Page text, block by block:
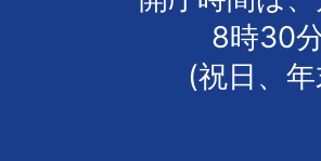
8時30
(祝日、